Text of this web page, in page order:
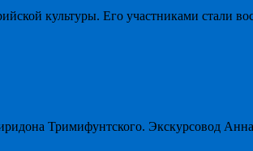
культуры. Его участниками стали
Тримифунтского. Экскурсовод